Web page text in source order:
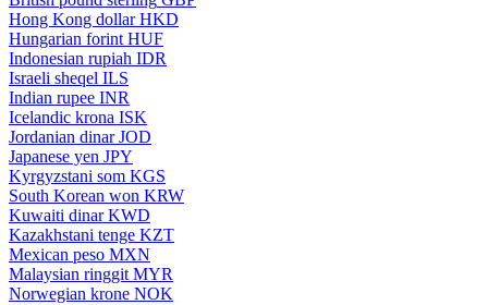
Hong Kong dollar HKD
Hungarian forint HUF
Indonesian rupiah IDR
Israeli sheqel ILS
Indian rupee INR
Icelandic krona ISK
Jordanian dinar JOD
Japanese yen JPY
Kyrgyzstani som KGS
South Korean won KRW
Kuwaiti dinar KWD
Kazakhstani tenge KZT
Mexican peso MXN
Malaysian ringgit MYR
Norwegian krone NOK